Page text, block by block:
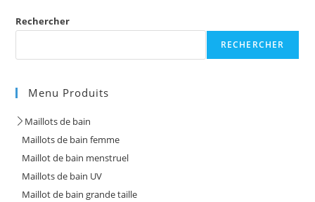
Rechercher
RECHERCHER
Menu Produits
Maillots de bain
Maillots de bain femme
Maillot de bain menstruel
Maillots de bain UV
Maillot de bain grande taille